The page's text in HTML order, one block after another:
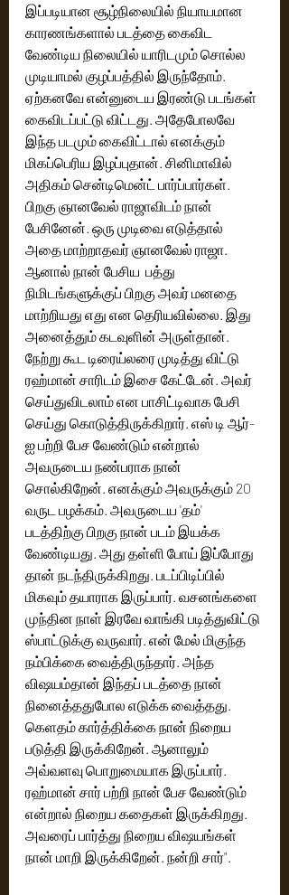
இப்படியான சூழ்நிலையில் நியாயமான
காரணங்களால் படத்தை கைவிட
வேண்டிய நிலையில் யாரிடமும் சொல்ல
முடியாமல் குழப்பத்தில் இருந்தோம்.
ஏற்கனவே என்னுடைய இரண்டு படங்கள்
கைவிடப்பட்டு விட்டது. அதேபோலவே
இந்த படமும் கைவிட்டால் எனக்கும்
மிகப்பெரிய இழப்புதான். சினிமாவில்
அதிகம் சென்டிமென்ட் பார்ப்பார்கள்.
பிறகு ஞானவேல் ராஜாவிடம் நான்
பேசினேன். ஒரு முடிவை எடுத்தால்
அதை மாற்றாதவர் ஞானவேல் ராஜா.
ஆனால் நான் பேசிய  பத்து
நிமிடங்களுக்குப் பிறகு அவர் மனதை
மாற்றியது எது என தெரியவில்லை. இது
அனைத்தும் கடவுளின் அருள்தான்.
நேற்று கூட டிரைய்லரை முடித்து விட்டு
ரஹ்மான் சாரிடம் இசை கேட்டேன். அவர்
செய்துவிடலாம் என பாசிட்டிவாக பேசி
செய்து கொடுத்திருக்கிறார். எஸ் டி ஆர்-
ஐ பற்றி பேச வேண்டும் என்றால்
அவருடைய நண்பராக நான்
சொல்கிறேன். எனக்கும் அவருக்கும் 20
வருட பழக்கம். அவருடைய 'தம்'
படத்திற்கு பிறகு நான் படம் இயக்க
வேண்டியது. அது தள்ளி போய் இப்போது
தான் நடந்திருக்கிறது. படப்பிடிப்பில்
மிகவும் தயாராக இருப்பார். வசனங்களை
முந்தின நாள் இரவே வாங்கி படித்துவிட்டு
ஸ்பாட்டுக்கு வருவார். என் மேல் மிகுந்த
நம்பிக்கை வைத்திருந்தார். அந்த
விஷயம்தான் இந்தப் படத்தை நான்
நினைத்ததுபோல எடுக்க வைத்தது.
கெளதம் கார்த்திக்கை நான் நிறைய
படுத்தி இருக்கிறேன். ஆனாலும்
அவ்வளவு பொறுமையாக இருப்பார்.
ரஹ்மான் சார் பற்றி நான் பேச வேண்டும்
என்றால் நிறைய கதைகள் இருக்கிறது.
அவரைப் பார்த்து நிறைய விஷயங்கள்
நான் மாறி இருக்கிறேன். நன்றி சார்".